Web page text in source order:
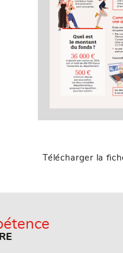
Télécharger la